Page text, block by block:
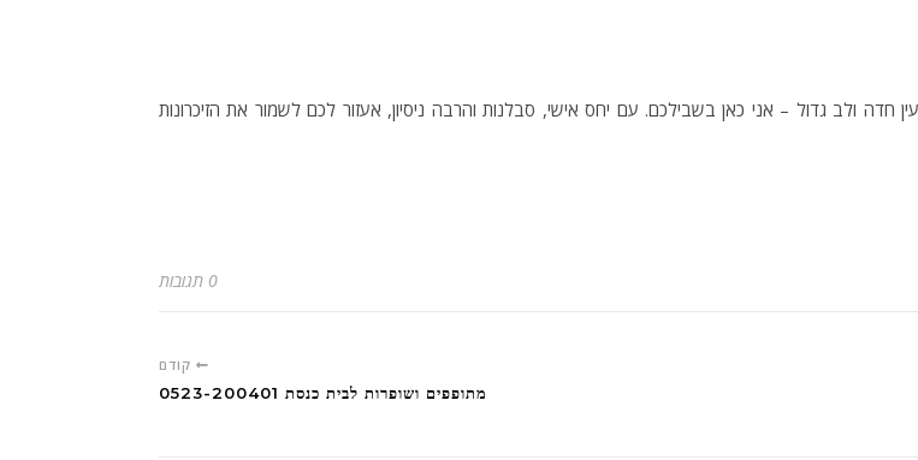
ולב גדול – אני כאן בשבילכם. עם יחס אישי, סבלנות והרבה ניסיון, אעזור לכם לשמור את הזיכרונות
0 תגובות
קודם
מתופפים ושופרות לבית כנסת 0523-200401